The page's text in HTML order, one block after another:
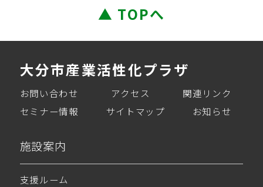
▲ TOPへ
大分市産業活性化プラザ
お問い合わせ アクセス
関連リンク
セミナー情報
サイトマップ お知らせ
施設案内
支援ルーム